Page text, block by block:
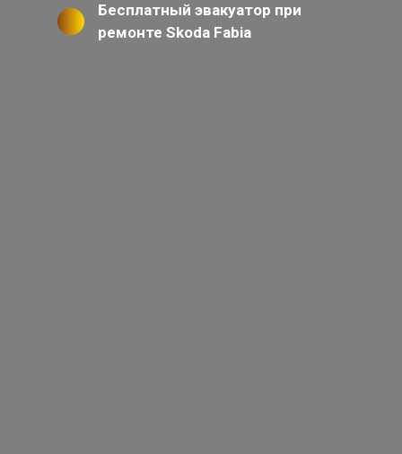
Бесплатный эвакуатор при
ремонте Skoda Fabia